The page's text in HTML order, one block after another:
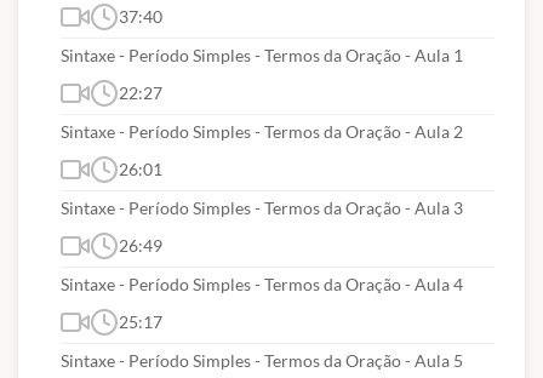
37:40
Sintaxe - Período Simples - Termos da Oração - Aula 1
22:27
Sintaxe - Período Simples - Termos da Oração - Aula 2
26:01
Sintaxe - Período Simples - Termos da Oração - Aula 3
26:49
Sintaxe - Período Simples - Termos da Oração - Aula 4
25:17
Sintaxe - Período Simples - Termos da Oração - Aula 5